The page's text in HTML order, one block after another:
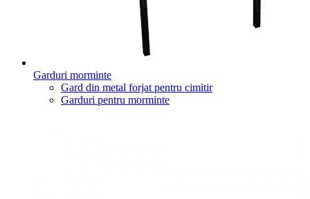
Garduri morminte
Gard din metal forjat pentru cimitir
Garduri pentru morminte